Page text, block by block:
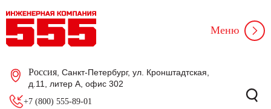
Россия , Санкт-Петербург, ул. Кронштадтская,
д.11, литер А, офис 302
+7 (800) 555-89-01
Меню